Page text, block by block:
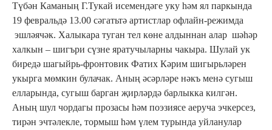
Түбән Каманың Г.Тукай исемендәге уку һәм ял паркында
19 февральдә 13.00 сәгатьтә артистлар офлайн-режимда
эшләячәк. Халыкара туган тел көне алдыннан алар шәһәр
халкын – шигъри сүзне яратучыларны чакыра. Шулай ук
биредә шагыйрь-фронтовик Фатих Кәрим шигырьләрен
укырга мөмкин булачак. Аның әсәрләре нәкъ менә сугыш
елларында, сугыш барган җирләрдә барлыкка килгән.
Аның шул чордагы прозасы һәм поэзиясе аеруча эчкерсез,
тирән эчтәлекле, тормыш һәм үлем турында уйланулар